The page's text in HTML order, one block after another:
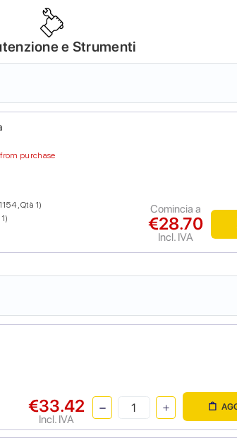
e Strumenti
purchase
, Qtà 1)
€28.70
Incl. IVA
Comincia a
€33.42
Incl. IVA